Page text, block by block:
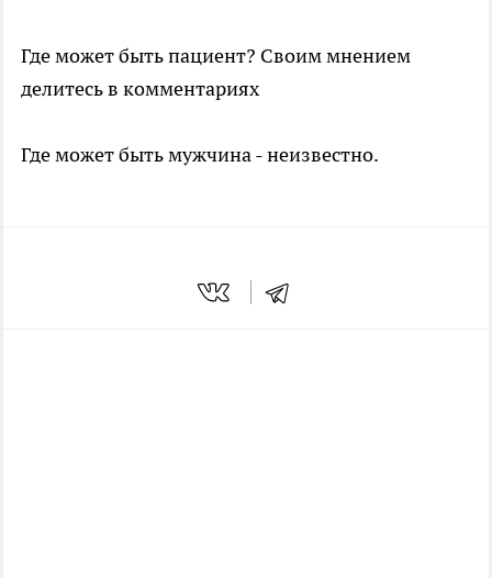
Где может быть пациент? Своим мнением
делитесь в комментариях
Где может быть мужчина - неизвестно.